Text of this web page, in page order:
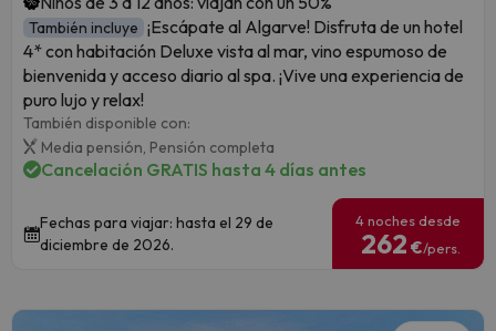
También incluye ¡Escápate al Algarve! Disfruta de un hotel
4* con habitación Deluxe vista al mar, vino espumoso de
bienvenida y acceso diario al spa. ¡Vive una experiencia de
puro lujo y relax!
También disponible con:
Media pensión, Pensión completa
Cancelación GRATIS hasta 4 días antes
Fechas para viajar: hasta el 29 de
diciembre de 2026.
4 noches desde
262 €/pers.